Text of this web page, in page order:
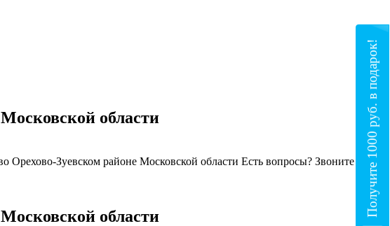
области
Орехово-Зуевском районе Московской области Есть вопросы? Звоните по
области Получите 1000 руб. в подарок!